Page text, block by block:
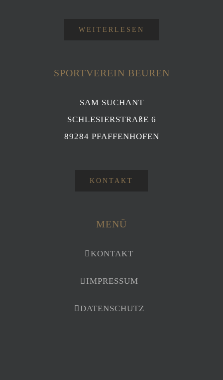
WEITERLESEN
SPORTVEREIN BEUREN
SAM SUCHANT
SCHLESIERSTRAßE 6
89284 PFAFFENHOFEN
KONTAKT
MENÜ
KONTAKT
IMPRESSUM
DATENSCHUTZ